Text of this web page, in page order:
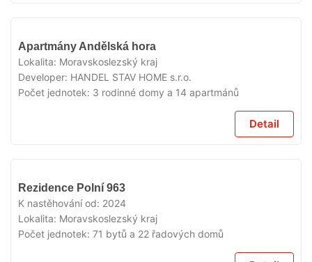
Apartmány Andělská hora
Lokalita: Moravskoslezský kraj
Developer: HANDEL STAV HOME s.r.o.
Počet jednotek: 3 rodinné domy a 14 apartmánů
Detail
Rezidence Polní 963
K nastěhování od: 2024
Lokalita: Moravskoslezský kraj
Počet jednotek: 71 bytů a 22 řadových domů